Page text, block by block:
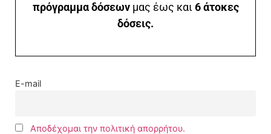
πρόγραμμα δόσεωνμας έως και6 άτοκες
δόσεις.
E-mail
Αποδέχομαι την πολιτική απορρήτου.